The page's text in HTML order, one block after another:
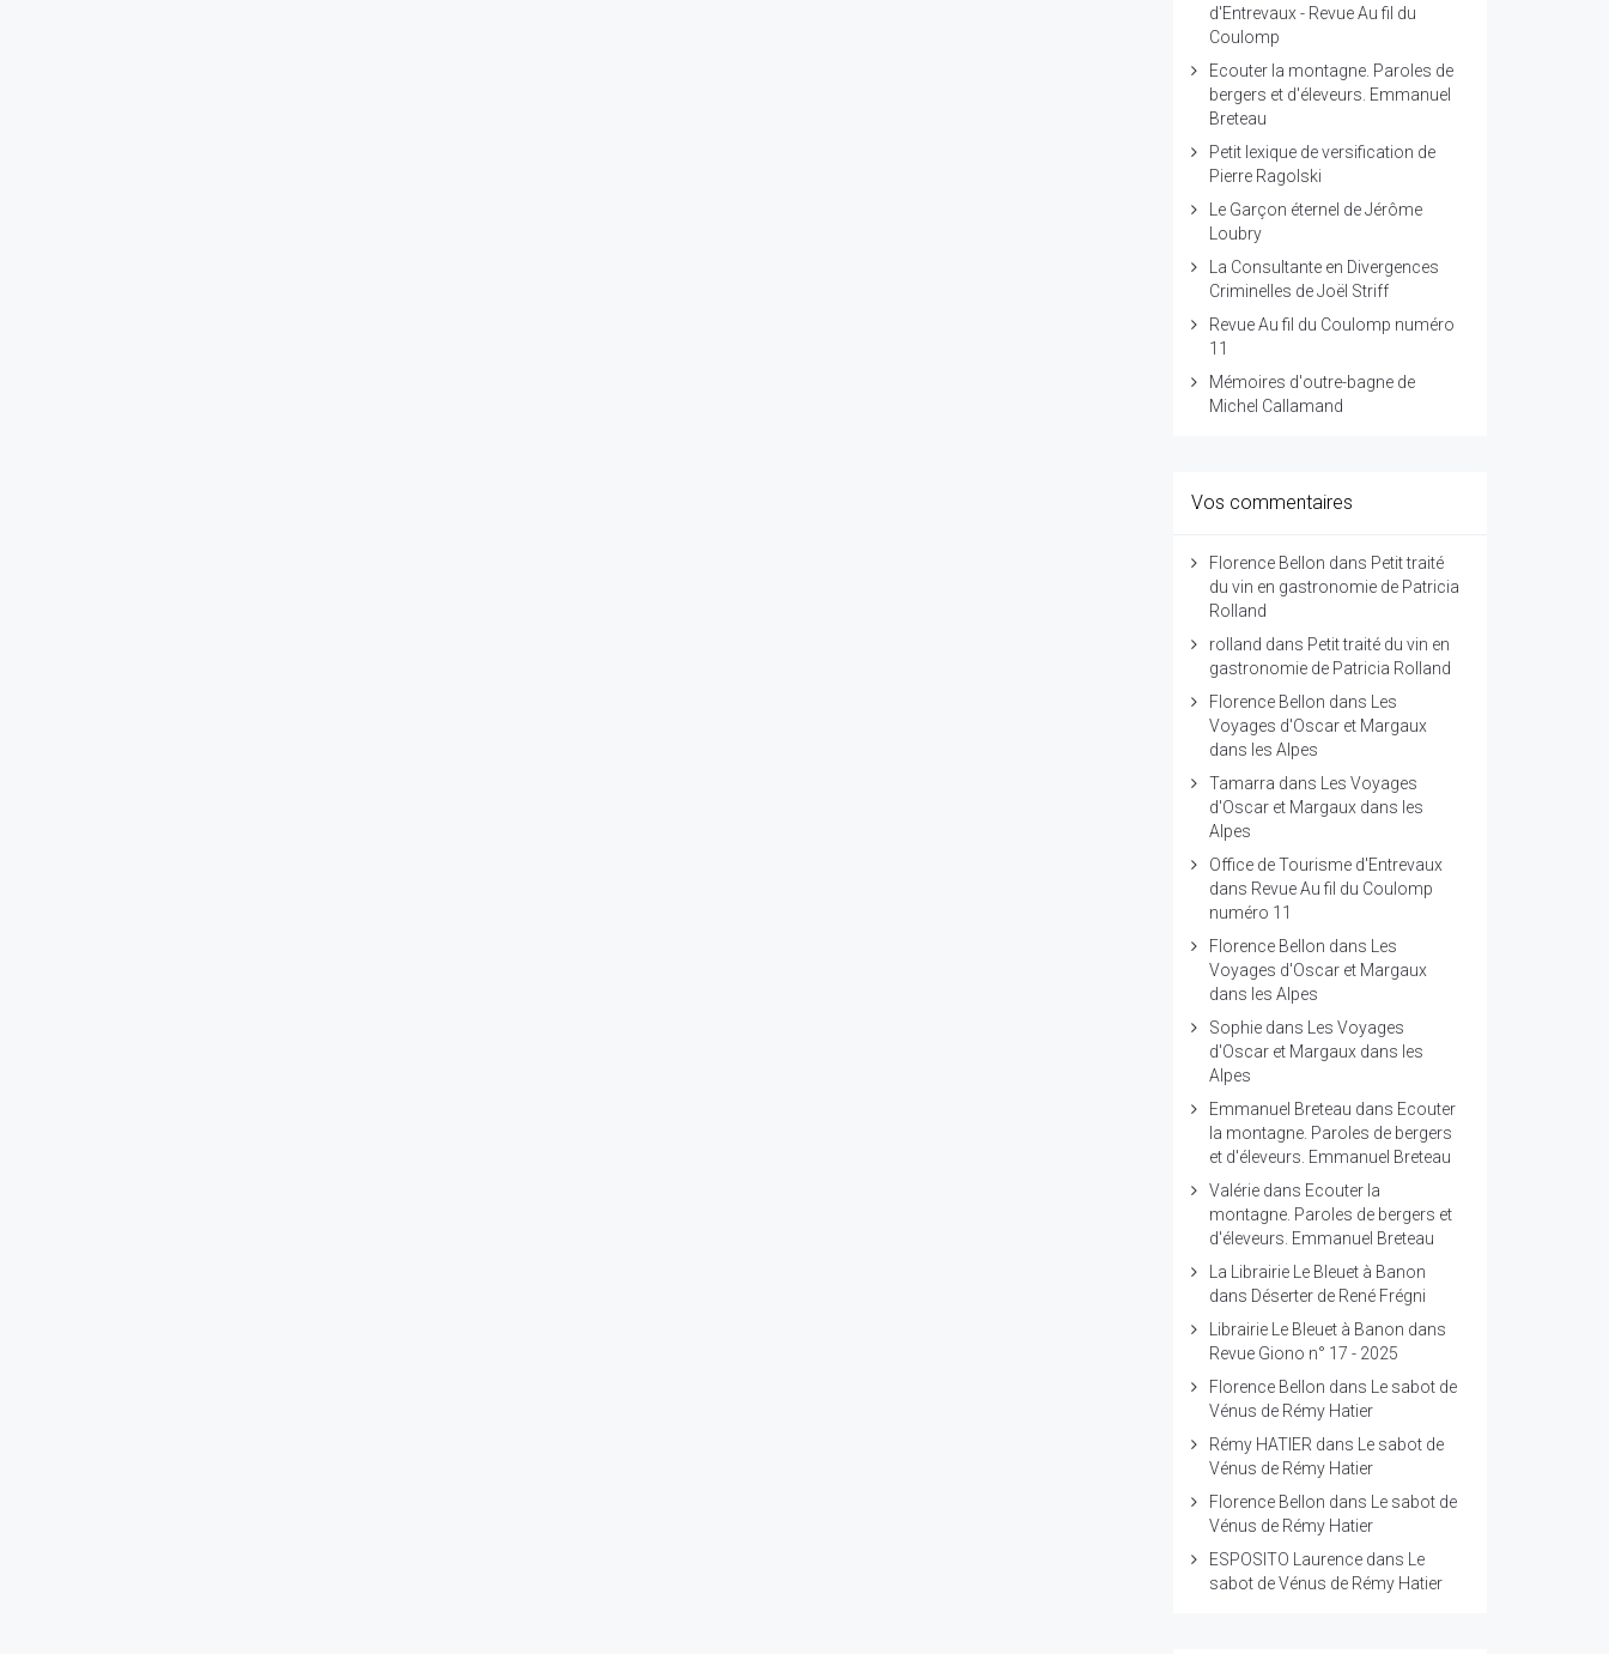
d'Entrevaux - Revue Au fil du
Coulomp
Ecouter la montagne. Paroles de
bergers et d'éleveurs. Emmanuel
Breteau
Petit lexique de versification de
Pierre Ragolski
Le Garçon éternel de Jérôme
Loubry
La Consultante en Divergences
Criminelles de Joël Striff
Revue Au fil du Coulomp numéro
11
Mémoires d'outre-bagne de
Michel Callamand
Vos commentaires
Florence Bellon dans Petit traité
du vin en gastronomie de Patricia
Rolland
rolland dans Petit traité du vin en
gastronomie de Patricia Rolland
Florence Bellon dans
Les
Voyages d'Oscar et Margaux
dans les Alpes
Tamarra dans
Les Voyages
d'Oscar et Margaux dans les
Alpes
Office de Tourisme d'Entrevaux
dans Revue Au fil du Coulomp
numéro 11
Florence Bellon dans
Les
Voyages d'Oscar et Margaux
dans les Alpes
Sophiedans
Les Voyages
d'Oscar et Margaux dans les
Alpes
Emmanuel Breteau dans Ecouter
la montagne. Paroles de bergers
et d'éleveurs. Emmanuel Breteau
Valériedans Ecouter la
montagne. Paroles de bergers et
d'éleveurs. Emmanuel Breteau
La Librairie Le Bleuet à Banon
dans Déserter de René Frégni
Librairie Le Bleuet à Banon dans
Revue Giono n° 17 - 2025
Florence Bellon dans
Le sabot de
Vénus de Rémy Hatier
Rémy HATIER dans
Le sabot de
Vénus de Rémy Hatier
Florence Bellon dans
Le sabot de
Vénus de Rémy Hatier
ESPOSITO Laurencedans
Le
sabot de Vénus de Rémy Hatier